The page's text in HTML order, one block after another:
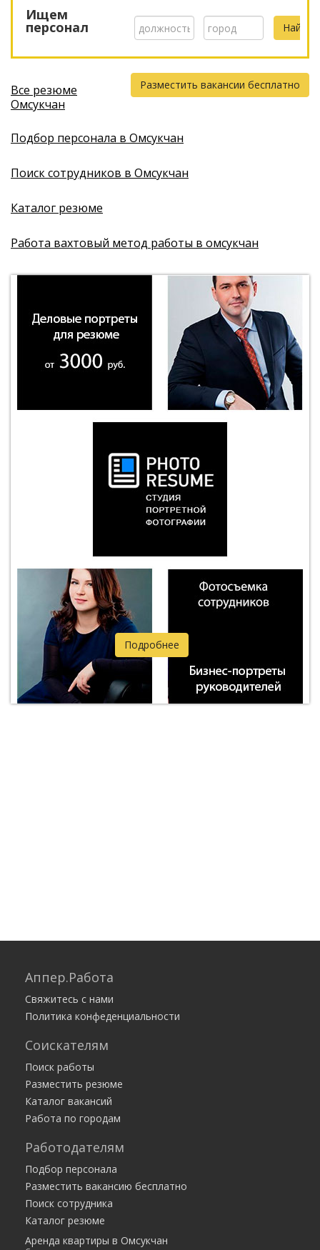
Ищем
персонал
Разместить вакансии бесплатно
Все резюме
Омсукчан
Подбор персонала в Омсукчан
Поиск сотрудников в Омсукчан
Каталог резюме
Работа вахтовый метод работы в омсукчан
Подробнее
Аппер.Работа
Свяжитесь с нами
Политика конфеденциальности
Соискателям
Поиск работы
Разместить резюме
Каталог вакансий
Работа по городам
Работодателям
Подбор персонала
Разместить вакансию бесплатно
Поиск сотрудника
Каталог резюме
Аренда квартиры в Омсукчан